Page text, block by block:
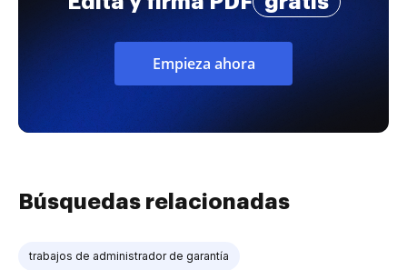
Empieza ahora
Búsquedas relacionadas
trabajos de administrador de garantía